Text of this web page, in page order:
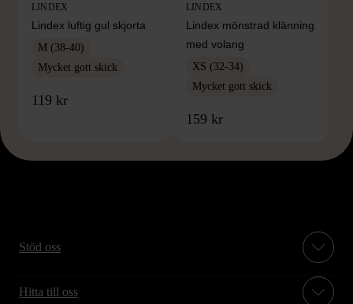
LINDEX
Lindex luftig gul skjorta
M (38-40)
Mycket gott skick
119 kr
LINDEX
Lindex mönstrad klänning
med volang
XS (32-34)
Mycket gott skick
159 kr
Stöd oss
Hitta till oss